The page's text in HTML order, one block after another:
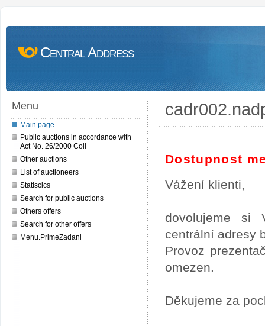
Central Address
Menu
Main page
Public auctions in accordance with
Act No. 26/2000 Coll
Other auctions
List of auctioneers
Statiscics
Search for public auctions
Others offers
Search for other offers
Menu.PrimeZadani
Dostupnost
Vážení klienti,
dovolujeme si
centrální adresy
Provoz
omezen.
Děkujeme za